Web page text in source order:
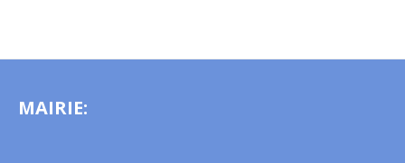
MAIRIE: